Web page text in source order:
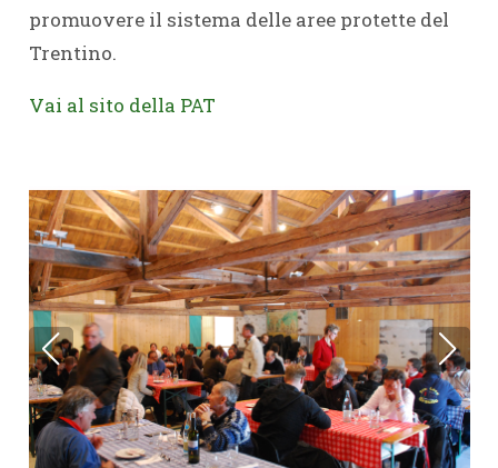
promuovere il sistema delle aree protette del
Trentino.
Vai al sito della PAT